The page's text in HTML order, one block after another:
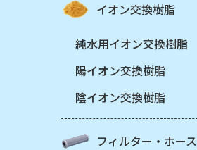
イオン交換樹脂
純水用イオン交換樹脂
陽イオン交換樹脂
陰イオン交換樹脂
フィルター・ホース